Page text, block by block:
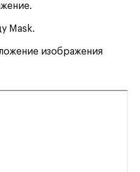
Mask.
изображения